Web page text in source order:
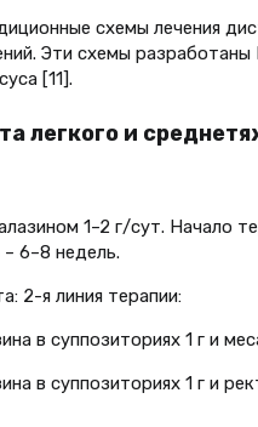
схемы лечения
Эти схемы
[11].
легкого и
1–2 г/сут. Начало
6–8 недель.
2-я линия терапии:
в суппозиториях 1 г и
в суппозиториях 1 г и